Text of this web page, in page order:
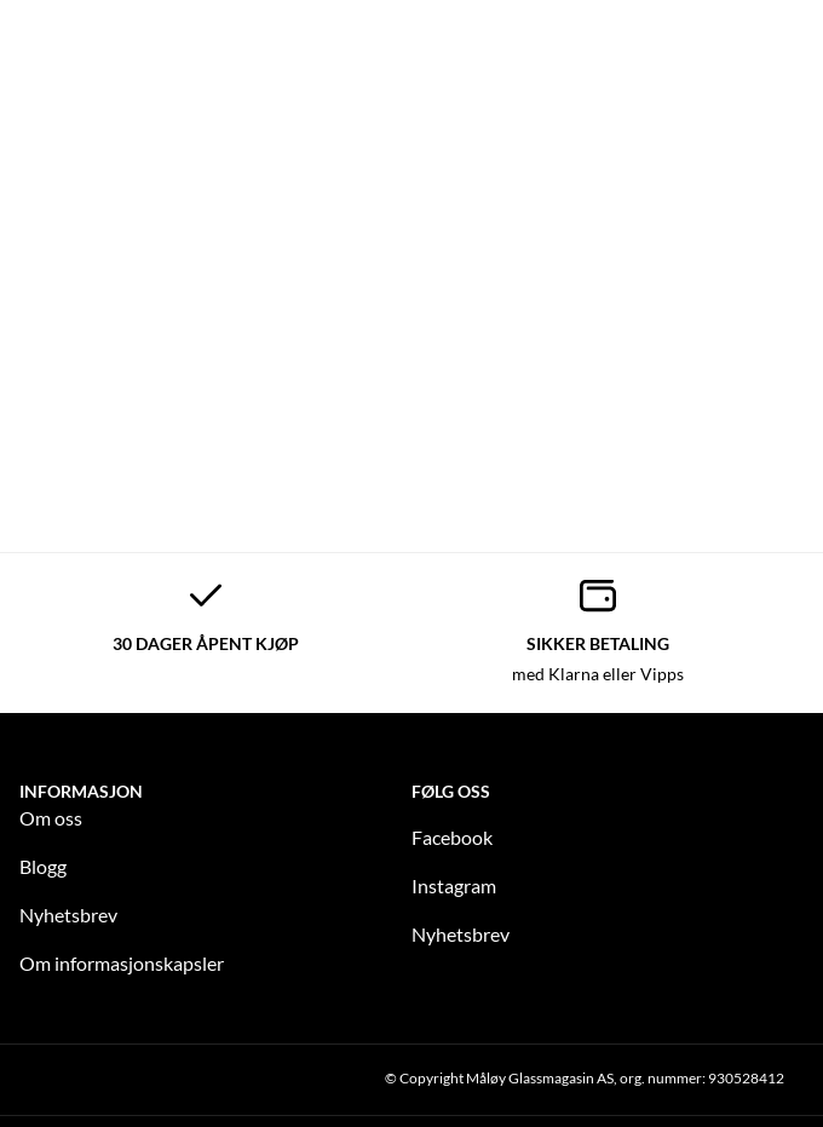
30 DAGER ÅPENT KJØP SIKKER BETALING
med Klarna eller Vipps
INFORMASJON
Om oss
Blogg
Nyhetsbrev
Om informasjonskapsler
FØLG OSS
Facebook
Instagram
Nyhetsbrev
© Copyright Måløy Glassmagasin AS, org. nummer: 930528412